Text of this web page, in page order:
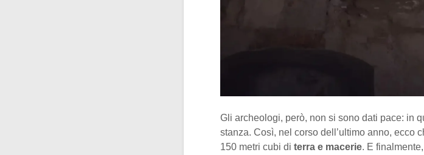
Gli archeologi, però, non si sono dati pace: in
stanza. Così, nel corso dell’ultimo anno, ecco
150 metri cubi di terra e macerie. E